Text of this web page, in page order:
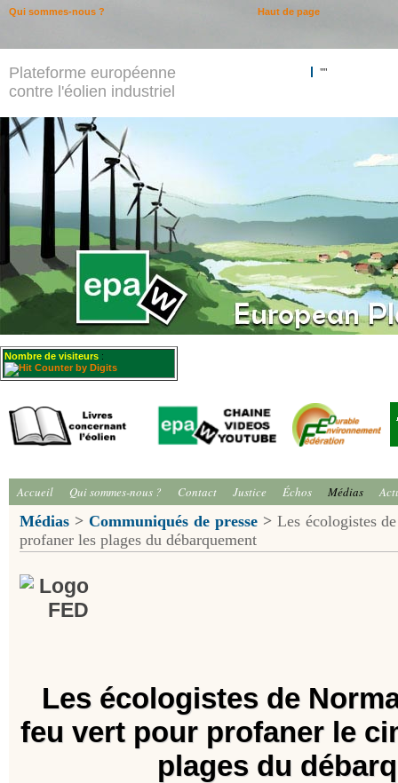
Plateforme européenne
contre l'éolien industriel
""
Nombre de visiteurs :
Accueil Qui sommes-nous ? Contact Justice Échos Médias
Médias > Communiqués de presse >Les écologistes
profaner les plages du débarquement
Les écologistes de
feu vert pour profaner le
plages du
Haut de page
Qui sommes-nous ?